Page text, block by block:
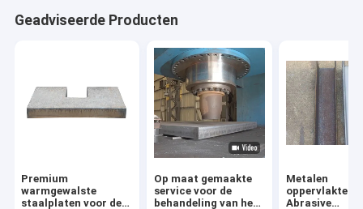
Geadviseerde Producten
Premium
warmgewalste
staalplaten voor de
Op maat gemaakte
service voor de
behandeling van het
Metalen
Abrasive